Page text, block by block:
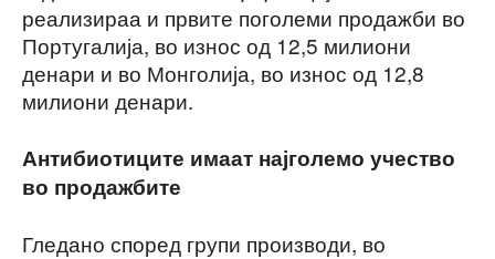
реализираа и првите поголеми продажби во
Португалија, во износ од 12,5 милиони
денари и во Монголија, во износ од 12,8
милиони денари.
Антибиотиците имаат најголемо учество
во продажбите
Гледано според групи производи, во